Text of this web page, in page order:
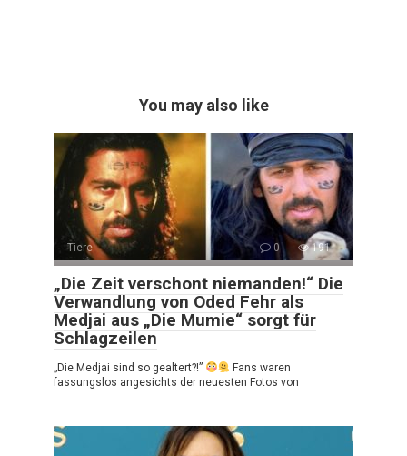
You may also like
Tiere 0 191
„Die Zeit verschont niemanden!“ Die
Verwandlung von Oded Fehr als
Medjai aus „Die Mumie“ sorgt für
Schlagzeilen
„Die Medjai sind so gealtert?!”
Fans waren
fassungslos angesichts der neuesten Fotos von